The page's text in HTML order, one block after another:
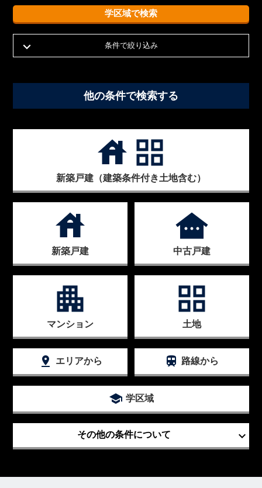
学区域で検索
条件で絞り込み
他の条件で検索する
house grid_view
新築戸建（建築条件付き土地含む）
house
新築戸建
other_houses
中古戸建
apartment
マンション
grid_view
土地
pin_drop エリアから train 路線から
school 学区域
その他の条件について keyboard_arrow_down